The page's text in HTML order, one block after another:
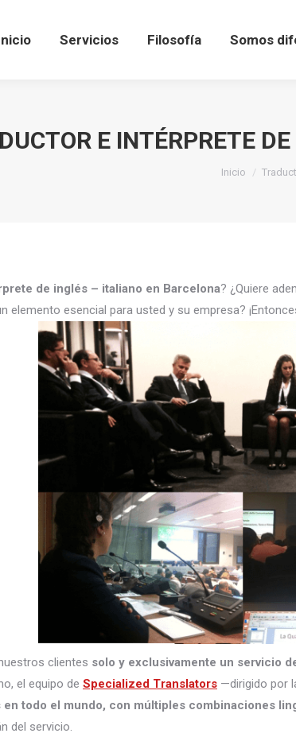
Servicios Filosofía Somos
E INTÉRPRETE
Estás aquí:
Inicio
de inglés – italiano en Barcelona? ¿Quiere
elemento esencial para usted y su empresa?
clientes solo y exclusivamente un servicio
el equipo de Specialized Translators —dirigido por
todo el mundo, con múltiples combinaciones
del servicio.